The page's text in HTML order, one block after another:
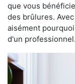
que vous
des brûlures.
aisément
d'un professionnel.